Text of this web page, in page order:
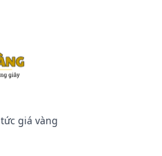
giá vàng